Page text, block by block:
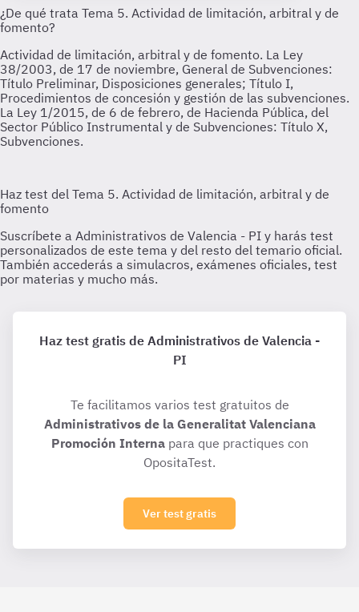
Haz test gratis de Administrativos de Valencia -
PI
Te facilitamos varios test gratuitos de
Administrativos de la Generalitat Valenciana
Promoción Internapara que practiques con
OpositaTest.
Ver test gratis